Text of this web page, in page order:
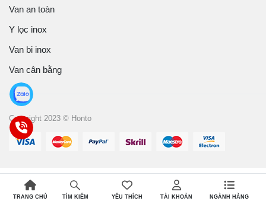
Van an toàn
Y lọc inox
Van bi inox
Van cân bằng
Copyright 2023 © Honto
TRANG CHỦ TÌM KIẾM YÊU THÍCH TÀI KHOẢN NGÀNH HÀNG